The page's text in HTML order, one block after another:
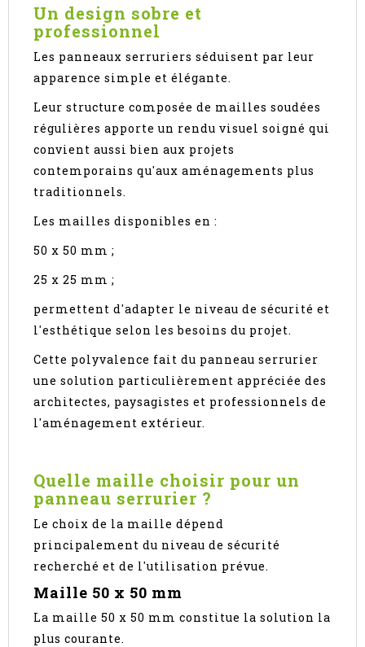
Un design sobre et
professionnel
Les panneaux serruriers séduisent par leur
apparence simple et élégante.
Leur structure composée de mailles soudées
régulières apporte un rendu visuel soigné qui
convient aussi bien aux projets
contemporains qu'aux aménagements plus
traditionnels.
Les mailles disponibles en :
50 x 50 mm ;
25 x 25 mm ;
permettent d'adapter le niveau de sécurité et
l'esthétique selon les besoins du projet.
Cette polyvalence fait du panneau serrurier
une solution particulièrement appréciée des
architectes, paysagistes et professionnels de
l'aménagement extérieur.
Quelle maille choisir pour un
panneau serrurier ?
Le choix de la maille dépend
principalement du niveau de sécurité
recherché et de l'utilisation prévue.
Maille 50 x 50 mm
La maille 50 x 50 mm constitue la solution la
plus courante.